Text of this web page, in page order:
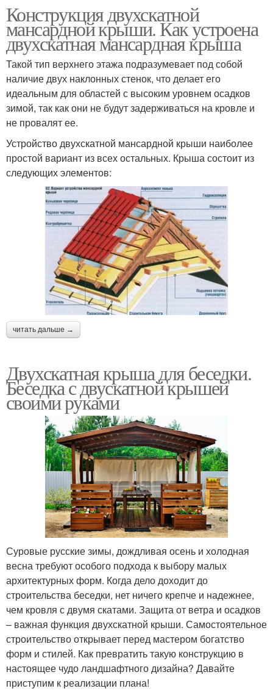
Конструкция двухскатной
мансардной крыши. Как устроена
двухскатная мансардная крыша
Такой тип верхнего этажа подразумевает под собой
наличие двух наклонных стенок, что делает его
идеальным для областей с высоким уровнем осадков
зимой, так как они не будут задерживаться на кровле и
не провалят ее.
Устройство двухскатной мансардной крыши наиболее
простой вариант из всех остальных. Крыша состоит из
следующих элементов:
читать дальше →
Двухскатная крыша для беседки.
Беседка с двускатной крышей
своими руками
Суровые русские зимы, дождливая осень и холодная
весна требуют особого подхода к выбору малых
архитектурных форм. Когда дело доходит до
строительства беседки, нет ничего крепче и надежнее,
чем кровля с двумя скатами. Защита от ветра и осадков
– важная функция двухскатной крыши. Самостоятельное
строительство открывает перед мастером богатство
форм и стилей. Как превратить такую конструкцию в
настоящее чудо ландшафтного дизайна? Давайте
приступим к реализации плана!